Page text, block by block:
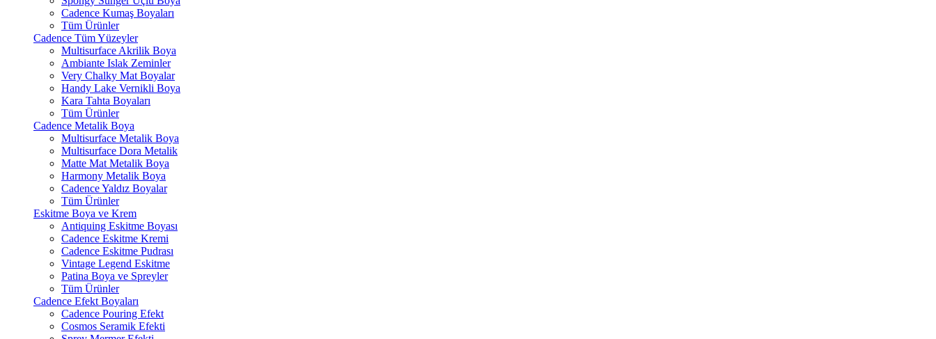
Cadence Kumaş Boyaları
Tüm Ürünler
Cadence Tüm Yüzeyler
Multisurface Akrilik Boya
Ambiante Islak Zeminler
Very Chalky Mat Boyalar
Handy Lake Vernikli Boya
Kara Tahta Boyaları
Tüm Ürünler
Cadence Metalik Boya
Multisurface Metalik Boya
Multisurface Dora Metalik
Matte Mat Metalik Boya
Harmony Metalik Boya
Cadence Yaldız Boyalar
Tüm Ürünler
Eskitme Boya ve Krem
Antiquing Eskitme Boyası
Cadence Eskitme Kremi
Cadence Eskitme Pudrası
Vintage Legend Eskitme
Patina Boya ve Spreyler
Tüm Ürünler
Cadence Efekt Boyaları
Cadence Pouring Efekt
Cosmos Seramik Efekti